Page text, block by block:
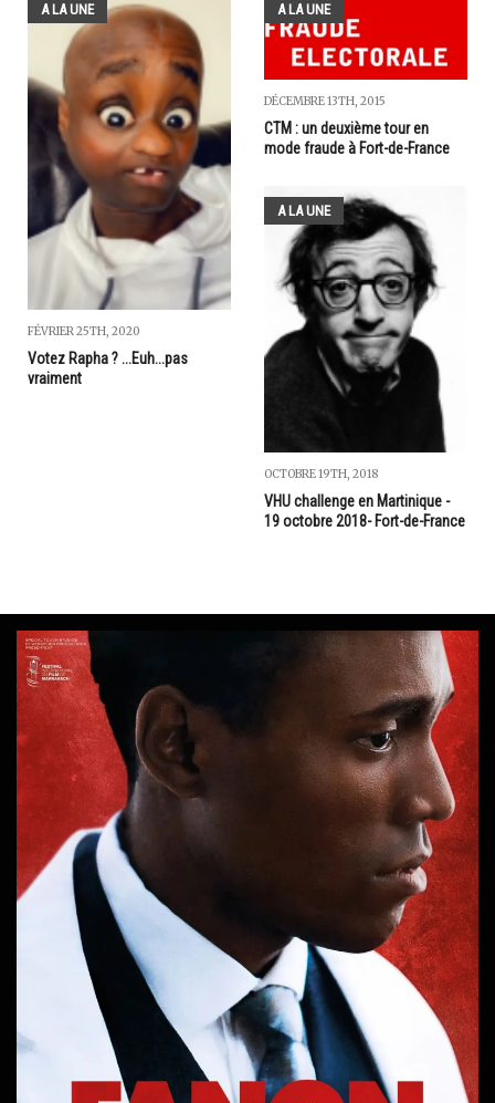
A LA UNE
FÉVRIER 25TH, 2020
Votez Rapha ? ...Euh...pas
vraiment
A LA UNE
DÉCEMBRE 13TH, 2015
CTM : un deuxième tour en
mode fraude à Fort-de-France
A LA UNE
OCTOBRE 19TH, 2018
VHU challenge en Martinique -
19 octobre 2018- Fort-de-France